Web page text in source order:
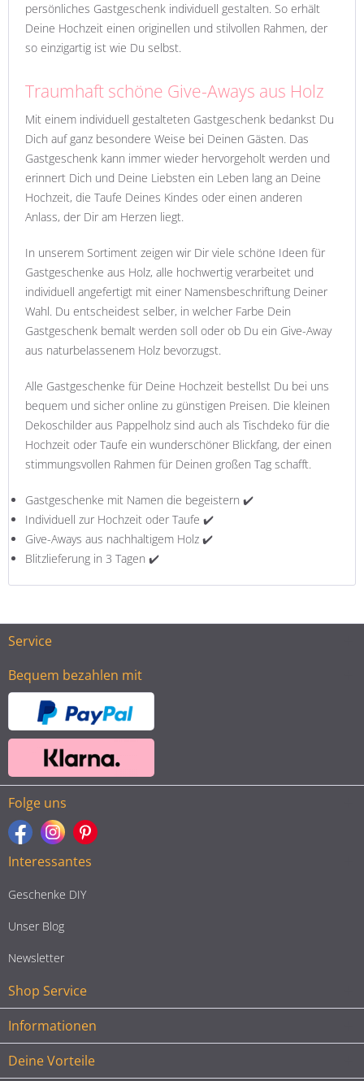
persönliches Gastgeschenk individuell gestalten. So erhält
Deine Hochzeit einen originellen und stilvollen Rahmen, der
so einzigartig ist wie Du selbst.
Traumhaft schöne Give-Aways aus Holz
Mit einem individuell gestalteten Gastgeschenk bedankst Du
Dich auf ganz besondere Weise bei Deinen Gästen. Das
Gastgeschenk kann immer wieder hervorgeholt werden und
erinnert Dich und Deine Liebsten ein Leben lang an Deine
Hochzeit, die Taufe Deines Kindes oder einen anderen
Anlass, der Dir am Herzen liegt.
In unserem Sortiment zeigen wir Dir viele schöne Ideen für
Gastgeschenke aus Holz, alle hochwertig verarbeitet und
individuell angefertigt mit einer Namensbeschriftung Deiner
Wahl. Du entscheidest selber, in welcher Farbe Dein
Gastgeschenk bemalt werden soll oder ob Du ein Give-Away
aus naturbelassenem Holz bevorzugst.
Alle Gastgeschenke für Deine Hochzeit bestellst Du bei uns
bequem und sicher online zu günstigen Preisen. Die kleinen
Dekoschilder aus Pappelholz sind auch als Tischdeko für die
Hochzeit oder Taufe ein wunderschöner Blickfang, der einen
stimmungsvollen Rahmen für Deinen großen Tag schafft.
Gastgeschenke mit Namen die begeistern ✔️
Individuell zur Hochzeit oder Taufe ✔️
Give-Aways aus nachhaltigem Holz ✔️
Blitzlieferung in 3 Tagen ✔️
Service
Bequem bezahlen mit
Folge uns
Interessantes
Geschenke DIY
Unser Blog
Newsletter
Shop Service
Informationen
Deine Vorteile